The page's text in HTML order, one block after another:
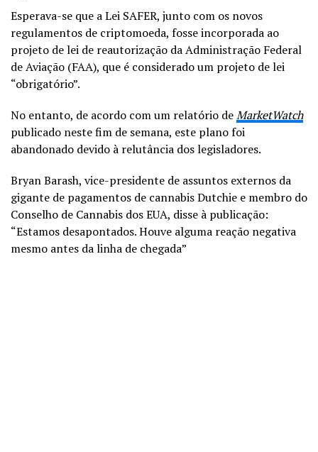
Esperava-se que a Lei SAFER, junto com os novos
regulamentos de criptomoeda, fosse incorporada ao
projeto de lei de reautorização da Administração Federal
de Aviação (FAA), que é considerado um projeto de lei
“obrigatório”.
No entanto, de acordo com um relatório deMarketWatch
publicado nestefim de semana, este plano foi
abandonado devido à relutância dos legisladores.
Bryan Barash, vice-presidente de assuntos externos da
gigante de pagamentos de cannabis Dutchie e membro do
Conselho de Cannabis dos EUA, disse à publicação:
“Estamos desapontados. Houve alguma reação negativa
mesmo antes da linha de chegada”